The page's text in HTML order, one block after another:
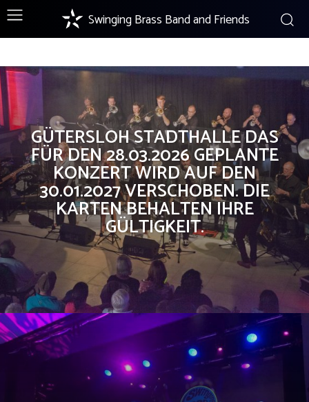
Swinging Brass Band and Friends
NEWS
GÜTERSLOH STADTHALLE DAS
FÜR DEN 28.03.2026 GEPLANTE
KONZERT WIRD AUF DEN
30.01.2027 VERSCHOBEN. DIE
KARTEN BEHALTEN IHRE
GÜLTIGKEIT.